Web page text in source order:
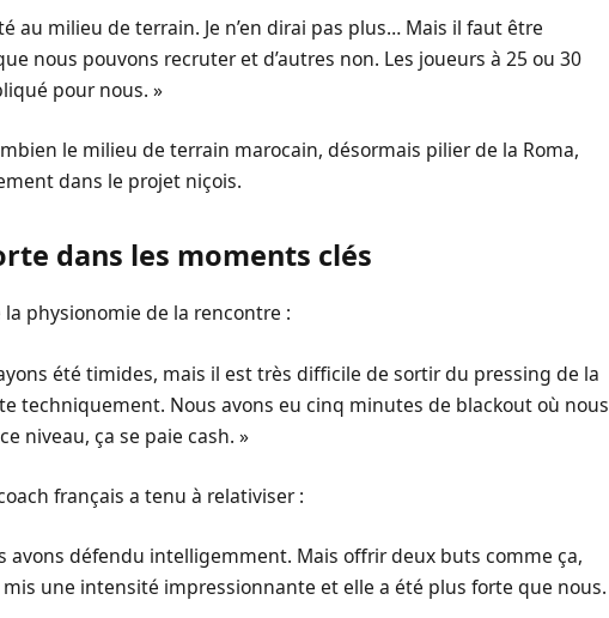
au milieu de terrain. Je n’en dirai pas plus… Mais il faut être
nous pouvons recruter et d’autres non. Les joueurs à 25 ou 30
pour nous. »
le milieu de terrain marocain, désormais pilier de la Roma,
dans le projet niçois.
dans les moments clés
physionomie de la rencontre :
été timides, mais il est très difficile de sortir du pressing de la
techniquement. Nous avons eu cinq minutes de blackout où nous
niveau, ça se paie cash. »
français a tenu à relativiser :
avons défendu intelligemment. Mais offrir deux buts comme ça,
mis une intensité impressionnante et elle a été plus forte que nous.